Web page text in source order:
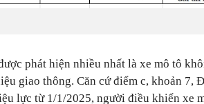
phát hiện nhiều nhất là xe mô tô
giao thông. Căn cứ điểm c, khoản 7,
lực từ 1/1/2025, người điều khiển xe